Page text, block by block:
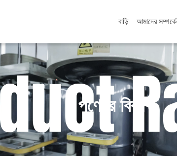
বাড়ি আমাদের সম্পর্কে
পণ্যের বিবরণ